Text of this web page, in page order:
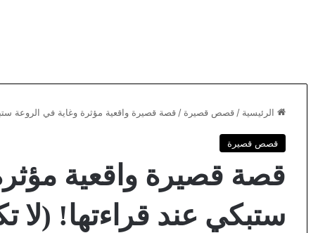
الرئيسية / قصص قصيرة / قصة قصيرة واقعية مؤثرة وغاية في الروعة
قصص قصيرة
قصة قصيرة واقعية
ستبكي عند قراءتها! (لا